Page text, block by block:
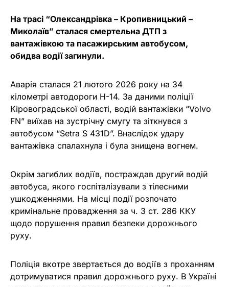
На трасі “Олександрівка – Кропивницький –
Миколаїв” сталася смертельна ДТП з
вантажівкою та пасажирським автобусом,
обидва водії загинули.
Аварія сталася 21 лютого 2026 року на 34
кілометрі автодороги Н-14. За даними поліції
Кіровоградської області, водій вантажівки “Volvo
FN” виїхав на зустрічну смугу та зіткнувся з
автобусом “Setra S 431D”. Внаслідок удару
вантажівка спалахнула і була знищена вогнем.
Окрім загиблих водіїв, постраждав другий водій
автобуса, якого госпіталізували з тілесними
ушкодженнями. На місці події розпочато
кримінальне провадження за ч. 3 ст. 286 ККУ
щодо порушення правил безпеки дорожнього
руху.
Поліція вкотре звертається до водіїв з проханням
дотримуватися правил дорожнього руху. В Україні